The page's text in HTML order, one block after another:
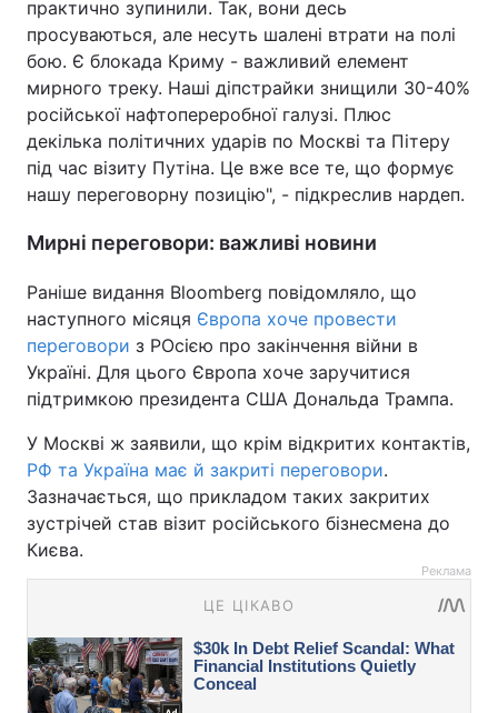
практично зупинили. Так, вони десь
просуваються, але несуть шалені втрати на полі
бою. Є блокада Криму - важливий елемент
мирного треку. Наші діпстрайки знищили 30-40%
російської нафтопереробної галузі. Плюс
декілька політичних ударів по Москві та Пітеру
під час візиту Путіна. Це вже все те, що формує
нашу переговорну позицію", - підкреслив нардеп.
Мирні переговори: важливі новини
Раніше видання Bloomberg повідомляло, що
наступного місяця Європа хоче провести
переговори з РОсією про закінчення війни в
Україні. Для цього Європа хоче заручитися
підтримкою президента США Дональда Трампа.
У Москві ж заявили, що крім відкритих контактів,
РФ та Україна має й закриті переговори.
Зазначається, що прикладом таких закритих
зустрічей став візит російського бізнесмена до
Києва.
Реклама